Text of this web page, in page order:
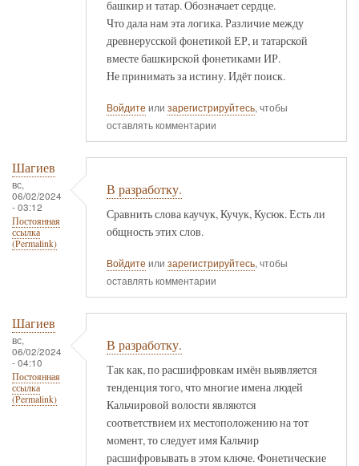
башкир и татар. Обозначает сердце.
Что дала нам эта логика. Различие между
древнерусской фонетикой ЕР, и татарской
вместе башкирской фонетиками ИР.
Не принимать за истину. Идёт поиск.
Войдите или зарегистрируйтесь, чтобы
оставлять комментарии
Шагиев
вс,
06/02/2024
- 03:12
Постоянная
ссылка
(Permalink)
В разработку.
Сравнить слова каучук, Кучук, Кусюк. Есть ли
общность этих слов.
Войдите или зарегистрируйтесь, чтобы
оставлять комментарии
Шагиев
вс,
06/02/2024
- 04:10
Постоянная
ссылка
(Permalink)
В разработку.
Так как, по расшифровкам имён выявляется
тенденция того, что многие имена людей
Кальчировой волости являются
соответствием их местоположению на тот
момент, то следует имя Кальчир
расшифровывать в этом ключе. Фонетические